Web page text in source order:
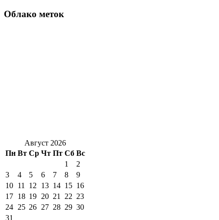
Облако меток
Август 2026
Пн Вт Ср Чт Пт Сб Вс
1
2
3
4 5 6 7 8
9
10 11 12 13 14 15 16
17 18 19 20 21 22 23
24 25 26 27 28 29 30
31